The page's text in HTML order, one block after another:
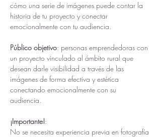
cómo una serie de imágenes puede contar la
historia de tu proyecto y conectar
emocionalmente con tu audiencia.
Público objetivo: personas emprendedoras con
un proyecto vinculado al ámbito rural que
desean darle visibilidad a través de las
imágenes de forma efectiva y estética
conectando emocionalmente con su
audiencia.
¡Importante!:
No se necesita experiencia previa en fotografía